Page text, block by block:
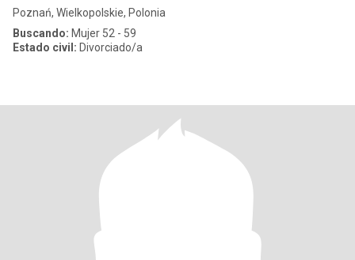
Poznań, Wielkopolskie, Polonia
Buscando: Mujer 52 - 59
Estado civil: Divorciado/a